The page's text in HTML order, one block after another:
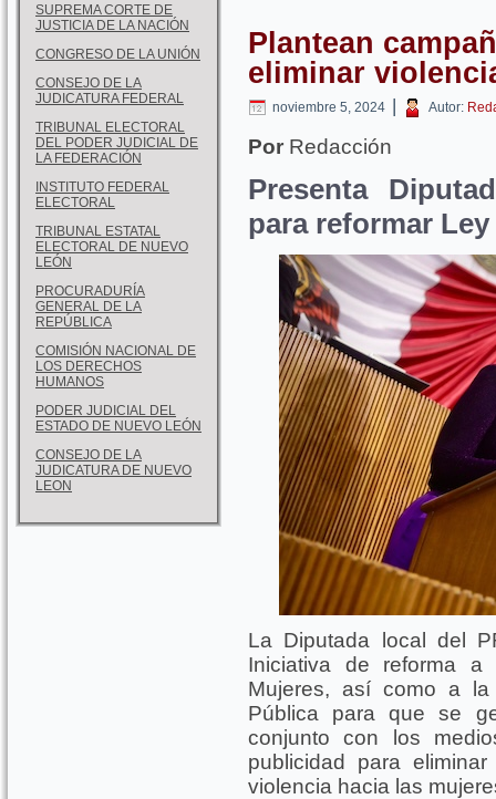
SUPREMA CORTE DE
JUSTICIA DE LA NACIÓN
CONGRESO DE LA UNIÓN
CONSEJO DE LA
JUDICATURA FEDERAL
TRIBUNAL ELECTORAL
DEL PODER JUDICIAL DE
LA FEDERACIÓN
INSTITUTO FEDERAL
ELECTORAL
TRIBUNAL ESTATAL
ELECTORAL DE NUEVO
LEÓN
PROCURADURÍA
GENERAL DE LA
REPÚBLICA
COMISIÓN NACIONAL DE
LOS DERECHOS
HUMANOS
PODER JUDICIAL DEL
ESTADO DE NUEVO LEÓN
CONSEJO DE LA
JUDICATURA DE NUEVO
LEON
Plantean
eliminar
noviembre 5, 2024 | Autor:
Por Redacción
Presenta
para reformar Ley
La Diputada local del
Iniciativa de reforma
Mujeres, así como a la
Pública para que se
conjunto con los
publicidad para
violencia hacia las